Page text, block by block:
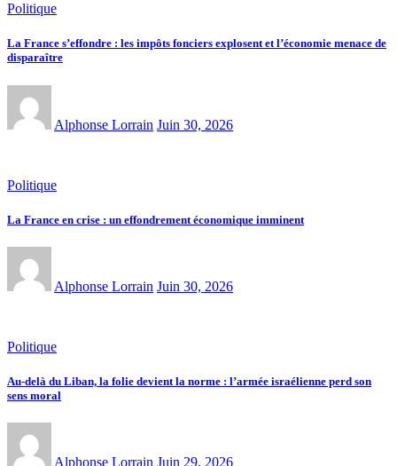
Politique
La France s’effondre : les impôts fonciers explosent et l’économie menace de
disparaître
Alphonse Lorrain Juin 30, 2026
Politique
La France en crise : un effondrement économique imminent
Alphonse Lorrain Juin 30, 2026
Politique
Au-delà du Liban, la folie devient la norme : l’armée israélienne perd son
sens moral
Alphonse Lorrain Juin 29, 2026